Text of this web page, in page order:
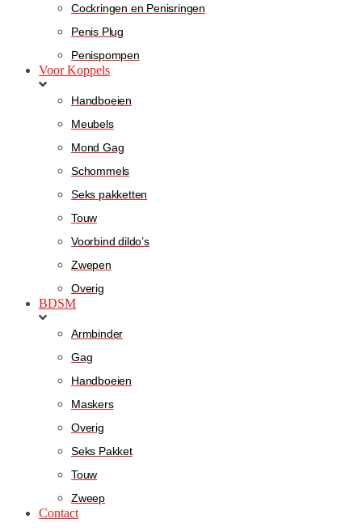
Cockringen en Penisringen
Penis Plug
Penispompen
Voor Koppels
Handboeien
Meubels
Mond Gag
Schommels
Seks pakketten
Touw
Voorbind dildo’s
Zwepen
Overig
BDSM
Armbinder
Gag
Handboeien
Maskers
Overig
Seks Pakket
Touw
Zweep
Contact